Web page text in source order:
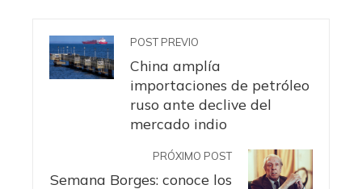
POST PREVIO
China amplía
importaciones de petróleo
ruso ante declive del
mercado indio
PRÓXIMO POST
Semana Borges: conoce los